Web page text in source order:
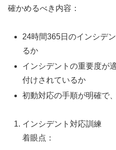
確かめるべき内容：
24時間365日のインシデ
るか
インシデントの重要度が
付けされているか
初動対応の手順が明確で
インシデント対応訓練
着眼点：